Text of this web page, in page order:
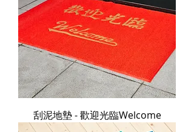
刮泥地墊 - 歡迎光臨Welcome